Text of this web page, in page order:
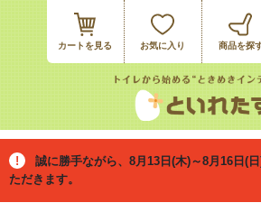
カートを見る お気に入り
誠に勝手ながら、8月13日(木)～8月16日(
ただきます。